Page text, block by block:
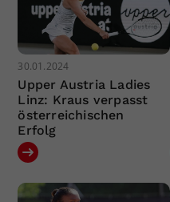
30.01.2024
Upper Austria Ladies
Linz: Kraus verpasst
österreichischen
Erfolg